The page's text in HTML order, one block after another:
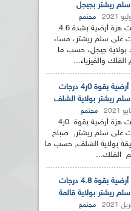
ريشتر بجيجل
مجتمع
سجلت هزة أرضية بشدة 4.6
على سلم ريشتر، مساء
الإثنين على 20 سا و 21 د بولاية جيجل، حسب ما
والفيزياء...
هزة أرضية بقوة 0ر4 درجات
ريشتر بولاية الشلف
مجتمع
سجلت هزة أرضية بقوة 0ر4
على سلم ريشتر, صباح
على الساعة 7 و 24 دقيقة بولاية الشلف, حسب ما
الفلك...
هزة أرضية بقوة 4.8 درجات
ريشتر بولاية قالمة
مجتمع